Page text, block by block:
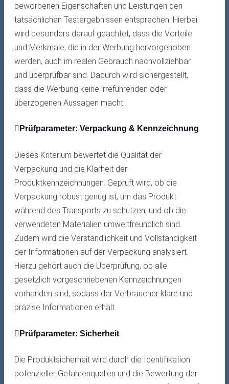
beworbenen Eigenschaften und Leistungen den
tatsächlichen Testergebnissen entsprechen. Hierbei
wird besonders darauf geachtet, dass die Vorteile
und Merkmale, die in der Werbung hervorgehoben
werden, auch im realen Gebrauch nachvollziehbar
und überprüfbar sind. Dadurch wird sichergestellt,
dass die Werbung keine irreführenden oder
überzogenen Aussagen macht.
Prüfparameter: Verpackung & Kennzeichnung
Dieses Kriterium bewertet die Qualität der
Verpackung und die Klarheit der
Produktkennzeichnungen. Geprüft wird, ob die
Verpackung robust genug ist, um das Produkt
während des Transports zu schützen, und ob die
verwendeten Materialien umweltfreundlich sind.
Zudem wird die Verständlichkeit und Vollständigkeit
der Informationen auf der Verpackung analysiert.
Hierzu gehört auch die Überprüfung, ob alle
gesetzlich vorgeschriebenen Kennzeichnungen
vorhanden sind, sodass der Verbraucher klare und
präzise Informationen erhält.
Prüfparameter: Sicherheit
Die Produktsicherheit wird durch die Identifikation
potenzieller Gefahrenquellen und die Bewertung der